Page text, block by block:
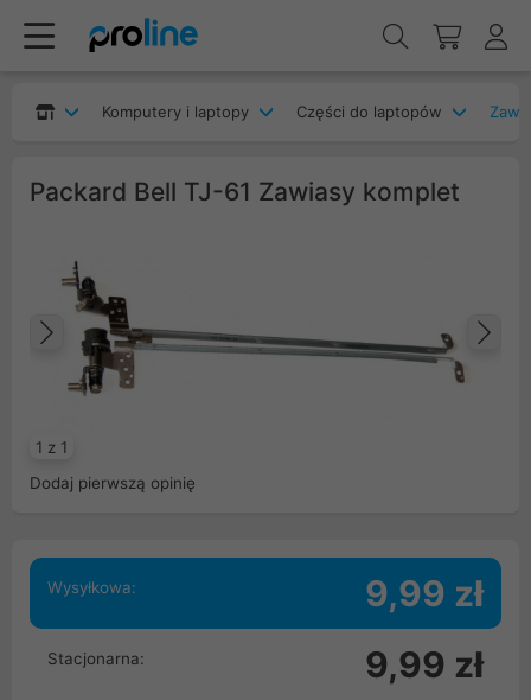
Komputery i laptopy Części do laptopów
Packard Bell TJ-61 Zawiasy komplet
1 z 1
Poprzedni
Dodaj pierwszą opinię
Wysyłkowa: 9,99 zł
Stacjonarna: 9,99 zł